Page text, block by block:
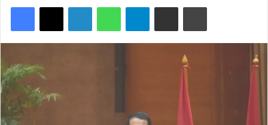
Telegram